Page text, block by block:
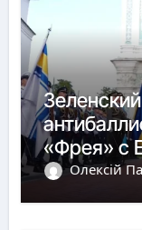
«Фрея» с
Олексій